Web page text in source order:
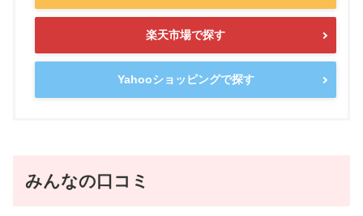
楽天市場で探す
Yahooショッピングで探す
みんなの口コミ